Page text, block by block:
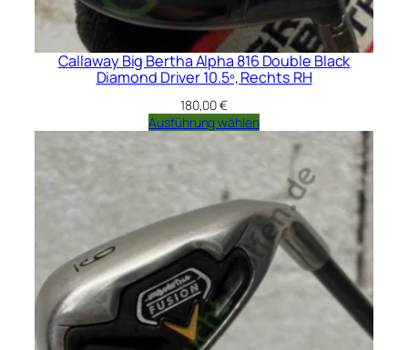
Callaway Big Bertha Alpha 816 Double Black
Diamond Driver 10.5º, Rechts RH
180,00€
Ausführung wählen